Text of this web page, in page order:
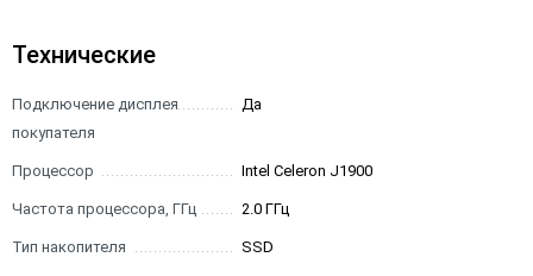
Технические
Подключение дисплея
покупателя
Да
Процессор Intel Celeron J1900
Частота процессора, ГГц 2.0 ГГц
Тип накопителя SSD